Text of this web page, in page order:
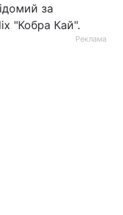
за
"Кобра Кай".
Реклама